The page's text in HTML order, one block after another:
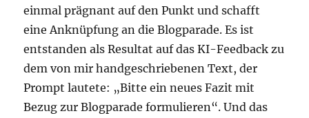
einmal prägnant auf den Punkt und schafft
eine Anknüpfung an die Blogparade. Es ist
entstanden als Resultat auf das KI-Feedback zu
dem von mir handgeschriebenen Text, der
Prompt lautete: „Bitte ein neues Fazit mit
Bezug zur Blogparade formulieren“. Und das